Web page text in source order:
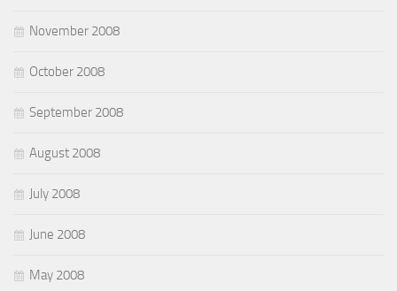
November 2008
October 2008
September 2008
August 2008
July 2008
June 2008
May 2008